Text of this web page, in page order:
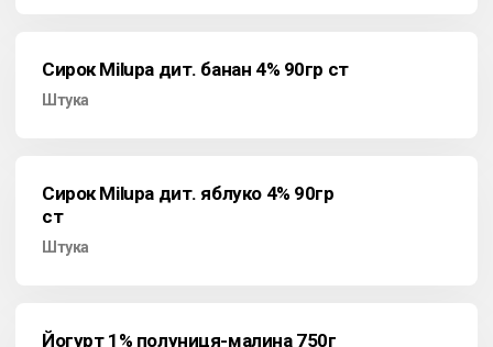
Сирок Milupa дит. банан 4% 90гр ст
Штука
Сирок Milupa дит. яблуко 4% 90гр
ст
Штука
Йогурт 1% полуниця-малина 750г